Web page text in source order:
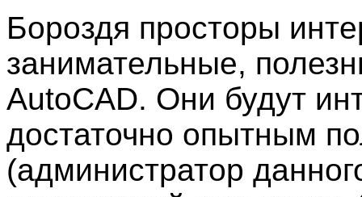
Бороздя просторы
занимательные,
AutoCAD. Они будут
достаточно опытным
(администратор